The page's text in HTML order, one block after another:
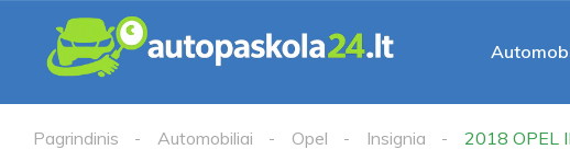
Pagrindinis Automobiliai Opel Insignia 2018 OPEL